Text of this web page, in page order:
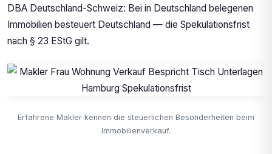
DBA Deutschland-Schweiz: Bei in Deutschland belegenen
Immobilien besteuert Deutschland — die Spekulationsfrist
nach § 23 EStG gilt.
Erfahrene Makler kennen die steuerlichen Besonderheiten beim
Immobilienverkauf.